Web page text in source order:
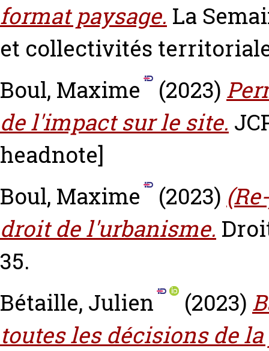
format paysage. La
et collectivités
Boul, Maxime
(2023)
de l'impact sur le site.
headnote]
Boul, Maxime
(2023)
droit de l'urbanisme.
35.
Bétaille, Julien
(2023)
toutes les décisions de